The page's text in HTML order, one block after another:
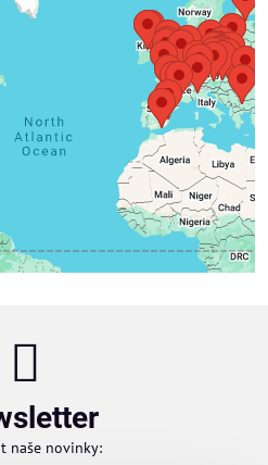
externí obsah?
- souhlas s druhem cookie:
Funkční
naše novinky: